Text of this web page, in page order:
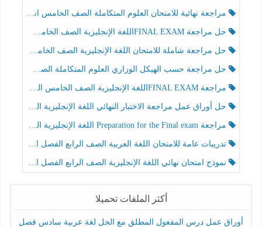
مراجعة نهائية للامتحان العلوم المتكاملة الصف الخامس انسبير الفصل الثالث
حل مراجعة FINAL EXAMاللغة الإنجليزية الصف الخامس الفصل الثالث
حل مراجعة شاملة للامتحان اللغة الإنجليزية الصف الخامس الفصل الثالث
حل مراجعة حسب الهيكل الوزاري العلوم المتكاملة الصف الخامس عام الفصل الثالث
مراجعة FINAL EXAMاللغة الإنجليزية الصف الخامس الفصل الثالث
حل أوراق عمل مراجعة الاختبار النهائي اللغة الإنجليزية الصف الرابع الفصل الثالث
مراجعة Preparation for the Final exam اللغة الإنجليزية الصف الرابع الفصل الثالث
تدريبات عامة للامتحان اللغة العربية الصف الرابع الفصل الثالث
نموذج امتحان نهائي اللغة الإنجليزية الصف الرابع الفصل الثالث
أكثر الملفات تحميلا
أوراق عمل درس المفعول المطلق مع الحل لغة عربية سادس فصل